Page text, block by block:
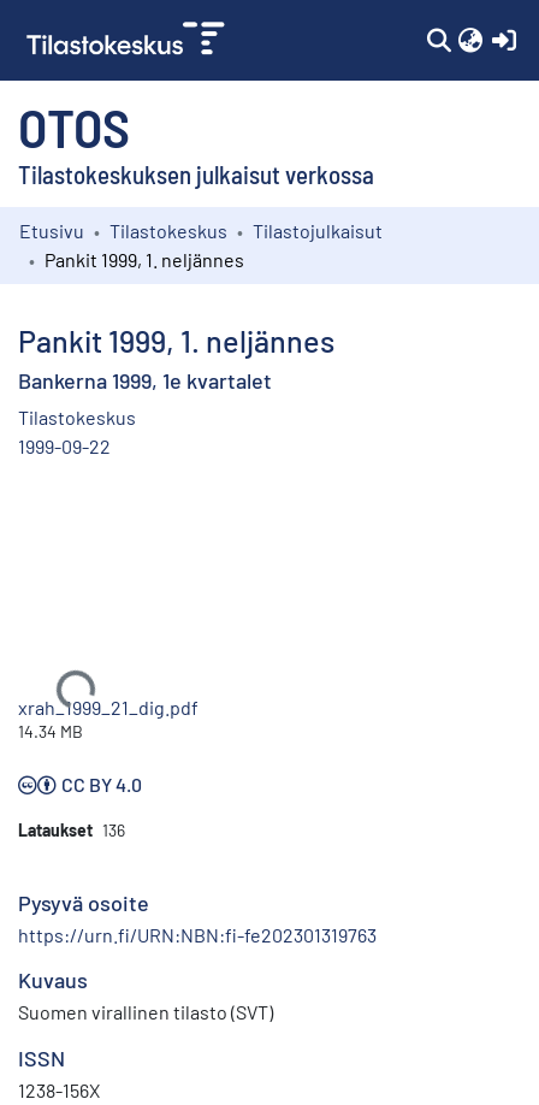
OTOS
Tilastokeskuksen julkaisut verkossa
Kokoelmat
Etusivu Tilastokeskus
Tilastojulkaisut
Pankit 1999, 1. neljännes
Pankit 1999, 1. neljännes
Bankerna 1999, 1e kvartalet
Tilastokeskus
1999-09-22
Ladataan...
xrah_1999_21_dig.pdf
14.34 MB
CC BY 4.0
Lataukset 136
Pysyvä osoite
https://urn.fi/URN:NBN:fi-fe202301319763
Kuvaus
Suomen virallinen tilasto (SVT)
ISSN
1238-156X